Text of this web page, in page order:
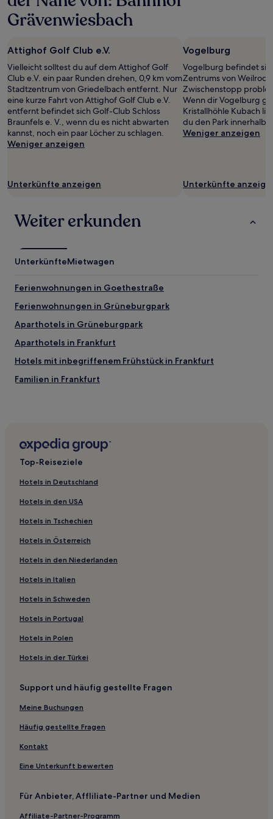
Grävenwiesbach
Attighof Golf Club e.V.
Vielleicht solltest du auf dem Attighof Golf
Club e.V. ein paar Runden drehen, 0,9 km vom
Stadtzentrum von Griedelbach entfernt. Nur
eine kurze Fahrt von Attighof Golf Club e.V.
entfernt befindet sich Golf-Club Schloss
Braunfels e. V., wenn du es nicht abwarten
kannst, noch ein paar Löcher zu schlagen.
Weniger anzeigen
Unterkünfte anzeigen
Vogelburg
Vogelburg befindet
Zentrums von Weilrod,
Zwischenstopp
Wenn dir Vogelburg
Kristallhöhle Kubach
du den Park innerhalb
Weniger anzeigen
Unterkünfte
Weiter erkunden
UnterkünfteMietwagen
Ferienwohnungen in Goethestraße
Ferienwohnungen in Grüneburgpark
Aparthotels in Grüneburgpark
Aparthotels in Frankfurt
Hotels mit inbegriffenem Frühstück in Frankfurt
Familien in Frankfurt
Hotels mit Wellnessbereich nahe Große Bockenheimer
Straße
Familien nahe Große Bockenheimer Straße
Boutique- nahe Große Bockenheimer Straße
Hotels mit Parkplatz in Rosbach vor der Höhe
Haustierfreundliche in Wiesbaden
Familien nahe Kaiserstraße
Lgbtqia-Freundliche nahe Kaiserstraße
Familien nahe Leipziger Straße
Top-Reiseziele
Hotels in Deutschland
Hotels in den USA
Hotels in Tschechien
Hotels in Österreich
Hotels in den Niederlanden
Hotels in Italien
Hotels in Schweden
Hotels in Portugal
Hotels in Polen
Hotels in der Türkei
Support und häufig gestellte Fragen
Meine Buchungen
Häufig gestellte Fragen
Kontakt
Eine Unterkunft bewerten
Für Anbieter, Affliliate-Partner und Medien
Affiliate-Partner-Programm